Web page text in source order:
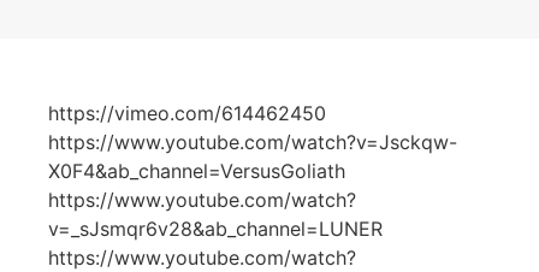
https://vimeo.com/614462450
https://www.youtube.com/watch?v=Jsckqw-
X0F4&ab_channel=VersusGoliath
https://www.youtube.com/watch?
v=_sJsmqr6v28&ab_channel=LUNER
https://www.youtube.com/watch?